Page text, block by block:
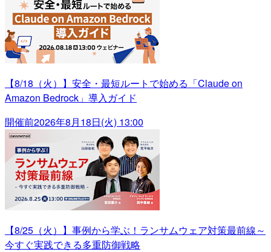
【8/18（火）】安全・最短ルートで始める「Claude on
Amazon Bedrock」導入ガイド
開催前2026年8月18日(火) 13:00
【8/25（火）】事例から学ぶ！ランサムウェア対策最前線～
今すぐ実践できる多重防御戦略